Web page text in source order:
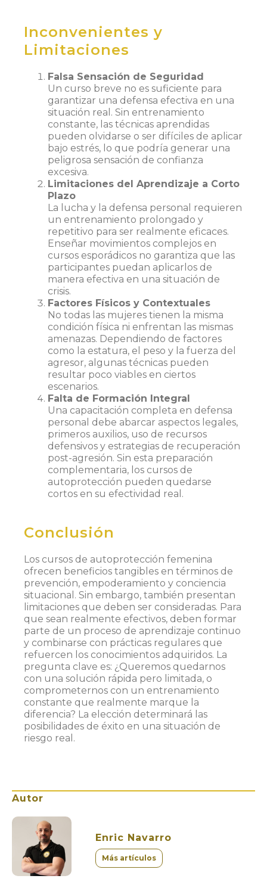
Inconvenientes y
Limitaciones
Falsa Sensación de Seguridad
Un curso breve no es suficiente para
garantizar una defensa efectiva en una
situación real. Sin entrenamiento
constante, las técnicas aprendidas
pueden olvidarse o ser difíciles de aplicar
bajo estrés, lo que podría generar una
peligrosa sensación de confianza
excesiva.
Limitaciones del Aprendizaje a Corto
Plazo
La lucha y la defensa personal requieren
un entrenamiento prolongado y
repetitivo para ser realmente eficaces.
Enseñar movimientos complejos en
cursos esporádicos no garantiza que las
participantes puedan aplicarlos de
manera efectiva en una situación de
crisis.
Factores Físicos y Contextuales
No todas las mujeres tienen la misma
condición física ni enfrentan las mismas
amenazas. Dependiendo de factores
como la estatura, el peso y la fuerza del
agresor, algunas técnicas pueden
resultar poco viables en ciertos
escenarios.
Falta de Formación Integral
Una capacitación completa en defensa
personal debe abarcar aspectos legales,
primeros auxilios, uso de recursos
defensivos y estrategias de recuperación
post-agresión. Sin esta preparación
complementaria, los cursos de
autoprotección pueden quedarse
cortos en su efectividad real.
Conclusión
Los cursos de autoprotección femenina
ofrecen beneficios tangibles en términos de
prevención, empoderamiento y conciencia
situacional. Sin embargo, también presentan
limitaciones que deben ser consideradas. Para
que sean realmente efectivos, deben formar
parte de un proceso de aprendizaje continuo
y combinarse con prácticas regulares que
refuercen los conocimientos adquiridos. La
pregunta clave es: ¿Queremos quedarnos
con una solución rápida pero limitada, o
comprometernos con un entrenamiento
constante que realmente marque la
diferencia? La elección determinará las
posibilidades de éxito en una situación de
riesgo real.
Autor
Enric Navarro
Más artículos